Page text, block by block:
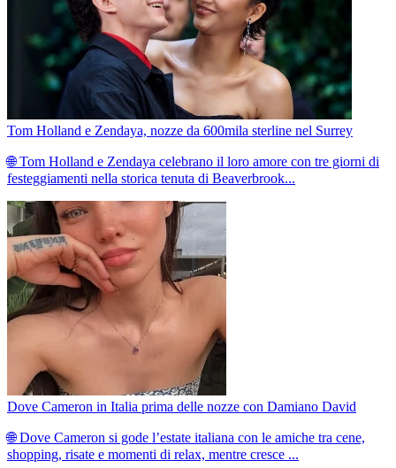
Tom Holland e Zendaya, nozze da 600mila sterline nel Surrey
🌐 Tom Holland e Zendaya celebrano il loro amore con tre giorni di
festeggiamenti nella storica tenuta di Beaverbrook...
Dove Cameron in Italia prima delle nozze con Damiano David
🌐 Dove Cameron si gode l’estate italiana con le amiche tra cene,
shopping, risate e momenti di relax, mentre cresce ...